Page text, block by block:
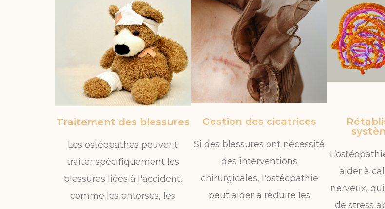
Traitement des blessures
Les ostéopathes peuvent
traiter spécifiquement les
blessures liées à l'accident,
comme les entorses, les
Gestion des cicatrices
Si des blessures ont nécessité
des interventions
chirurgicales, l'ostéopathie
peut aider à réduire les
aider à
nerveux,
de stress